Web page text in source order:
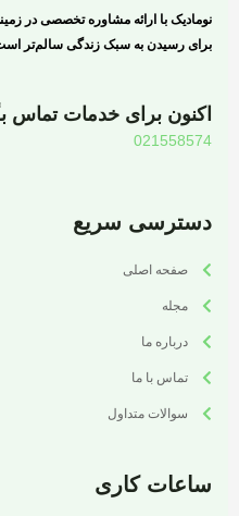
نومادیک با ارائه مشاوره تخصصی در
برای رسیدن به سبک زندگی سالم‌تر
اکنون برای خدمات تماس
021558574
دسترسی سریع
صفحه اصلی
مجله
درباره ما
تماس با ما
سوالات متداول
ساعات کاری